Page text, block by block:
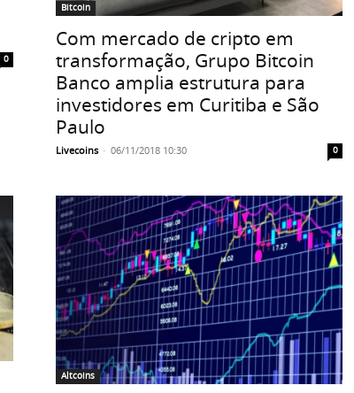
0
Bitcoin
Com mercado de cripto em
transformação, Grupo Bitcoin
Banco amplia estrutura para
investidores em Curitiba e São
Paulo
Livecoins - 06/11/2018 10:30 0
Altcoins